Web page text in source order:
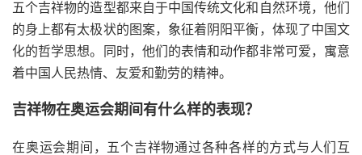
五个吉祥物的造型都来自于中国传统文化和自然环境，他们
的身上都有太极状的图案，象征着阴阳平衡，体现了中国文
化的哲学思想。同时，他们的表情和动作都非常可爱，寓意
着中国人民热情、友爱和勤劳的精神。
吉祥物在奥运会期间有什么样的表现？
在奥运会期间，五个吉祥物通过各种各样的方式与人们互